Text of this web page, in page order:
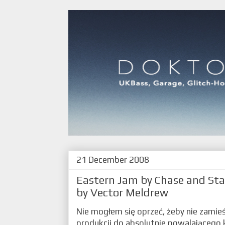
21 December 2008
Eastern Jam by Chase and
by Vector Meldrew
Nie mogłem się oprzeć, żeby nie
produkcji do absolutnie powalającego